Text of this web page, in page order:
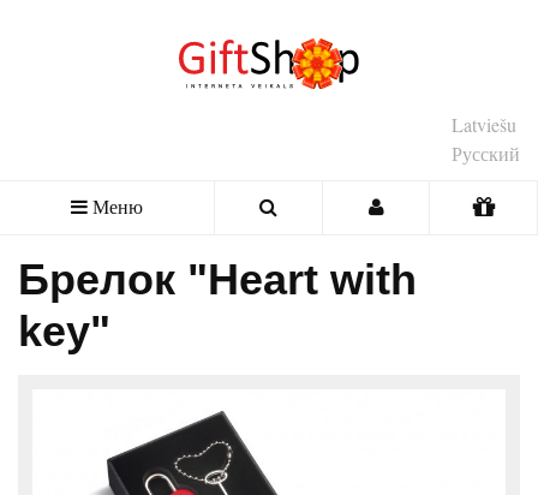
Latviešu
Русский
Меню
Брелок "Heart with
key"